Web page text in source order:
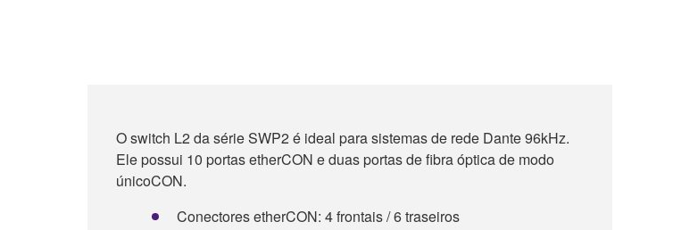
O switch L2 da série SWP2 é ideal para sistemas de rede Dante 96kHz.
Ele possui 10 portas etherCON e duas portas de fibra óptica de modo
únicoCON.
Conectores etherCON: 4 frontais / 6 traseiros